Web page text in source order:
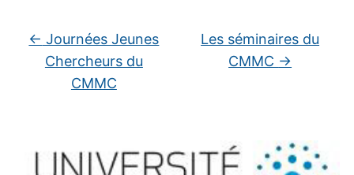
← Journées Jeunes
Chercheurs du
CMMC
Les séminaires du
CMMC →